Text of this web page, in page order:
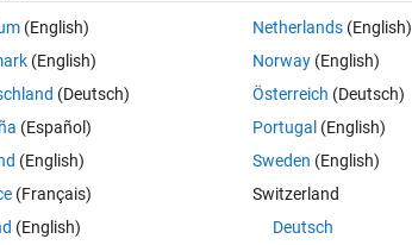
loop is simple and reasonable.
(English)
(English)
(Deutsch)
(Español)
(English)
(Français)
(English)
Netherlands(English)
Norway(English)
Österreich (Deutsch)
Portugal (English)
Sweden (English)
Switzerland
Deutsch